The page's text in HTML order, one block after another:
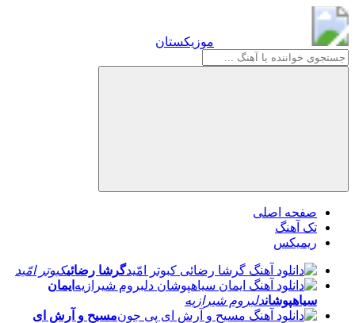
موزیکستان
صفحه اصلی
تک آهنگ
ریمیکس
گرشا رضائیکبوتر امّید
ایمان
سیاهپوشاندلبروم شیرازیه
مسیح و آرش ای